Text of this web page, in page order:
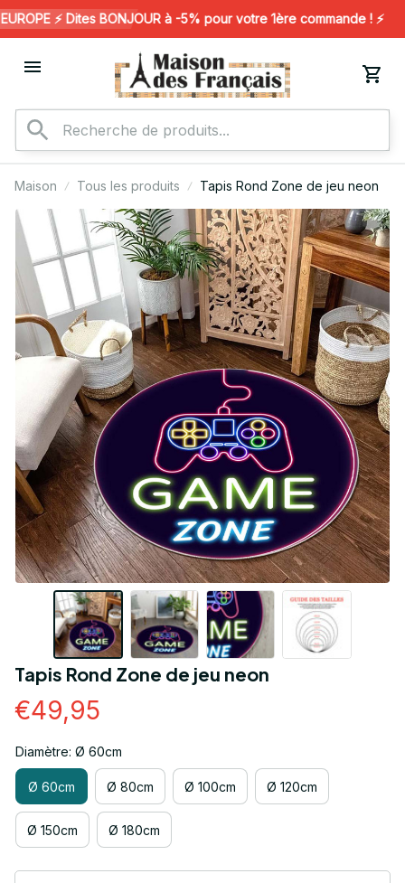
⚡️ Dites BONJOUR à -5% pour votre 1ère commande ! ⚡️
Maison Tous les produits Tapis Rond Zone de jeu neon
Tapis Rond Zone de jeu neon
€49,95
Diamètre: Ø 60cm
Ø 60cm Ø 80cm Ø 100cm Ø 120cm
Ø 150cm Ø 180cm